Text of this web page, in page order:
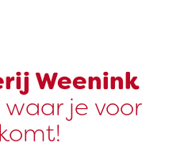
Weenink
je voor